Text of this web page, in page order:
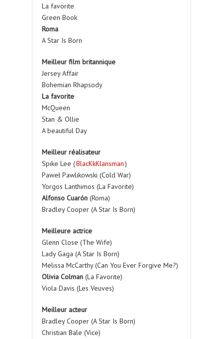
La favorite
Green Book
Roma
A Star Is Born
Meilleur film britannique
Jersey Affair
Bohemian Rhapsody
La favorite
McQueen
Stan & Ollie
A beautiful Day
Meilleur réalisateur
Spike Lee (BlacKkKlansman)
Paweł Pawlikowski (Cold War)
Yorgos Lanthimos (La Favorite)
Alfonso Cuarón (Roma)
Bradley Cooper (A Star Is Born)
Meilleure actrice
Glenn Close (The Wife)
Lady Gaga (A Star Is Born)
Melissa McCarthy (Can You Ever Forgive Me?)
Olivia Colman (La Favorite)
Viola Davis (Les Veuves)
Meilleur acteur
Bradley Cooper (A Star Is Born)
Christian Bale (Vice)